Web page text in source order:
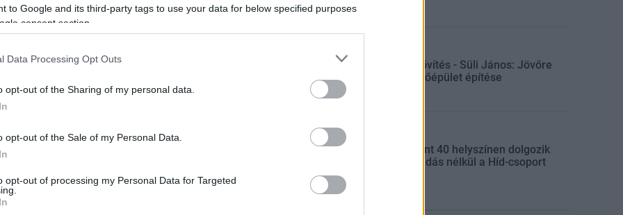
to Google and its third-party tags to use your data for below specified purposes
consent section.
Data Processing Opt Outs
opt-out of the Sharing of my personal data.
opt-out of the Sale of my Personal Data.
opt-out of processing my Personal Data for Targeted
Paksi bővítés - Süli János: Jövőre
indul a főépület építése
Több mint 40 helyszínen dolgozik
fennakadás nélkül a Híd-csoport